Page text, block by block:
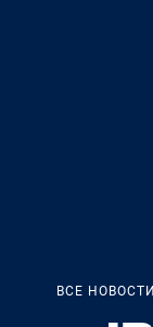
ВСЕ НОВОСТИ